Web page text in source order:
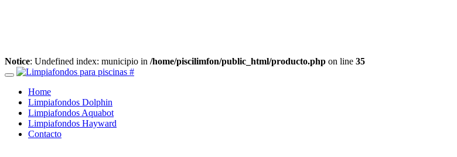
Notice: Undefined index: municipio in /home/piscilimfon/public_html/producto.php on line 35
Home
Limpiafondos Dolphin
Limpiafondos Aquabot
Limpiafondos Hayward
Contacto